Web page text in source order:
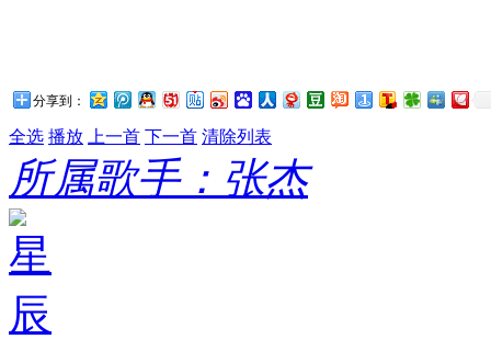
分享到：
全选 播放 上一首 下一首 清除列表
所属歌手：张杰